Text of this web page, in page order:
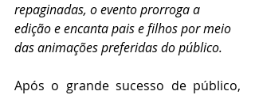
repaginadas, o evento prorroga a
edição e encanta pais e filhos por meio
das animações preferidas do público.
Após o grande sucesso de público,